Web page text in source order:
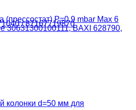
(прессостат) P=0,9 mbar Max 6
30631300100111, BAXI 628790,